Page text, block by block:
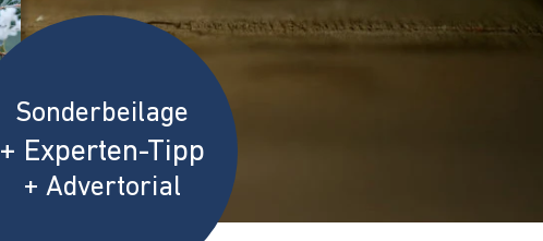
Sonderbeilage
+ Experten-Tipp
+ Advertorial